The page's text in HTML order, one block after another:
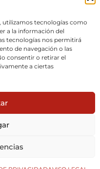
utilizamos tecnologías como
a la información del
tecnologías nos permitirá
de navegación o las
consentir o retirar el
a ciertas
Madrid
Política de privacidad
|Política interna canal del